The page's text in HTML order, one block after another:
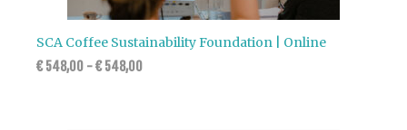
SCA Coffee Sustainability Foundation | Online
€548,00 -€548,00